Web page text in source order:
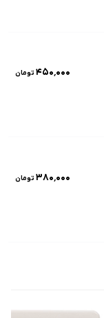
۴۵۰٬۰۰۰ تومان
۳۸۰٬۰۰۰ تومان